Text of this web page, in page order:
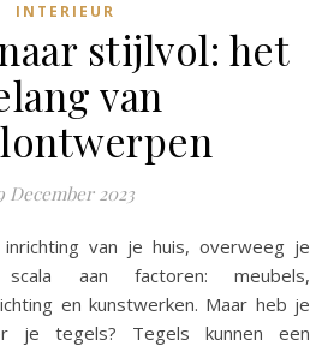
INTERIEUR
stijlvol: het
van
December 2023
scala aan factoren: meubels,
en kunstwerken. Maar heb je
je tegels? Tegels kunnen een